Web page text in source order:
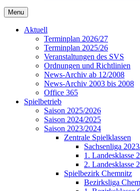
Menu
Aktuell
Terminplan 2026/27
Terminplan 2025/26
Veranstaltungen des SVS
Ordnungen und Richtlinien
News-Archiv ab 12/2008
News-Archiv 2003 bis 2008
Office 365
Spielbetrieb
Saison 2025/2026
Saison 2024/2025
Saison 2023/2024
Zentrale Spielklassen
Sachsenliga
1. Landesklasse
2. Landesklasse
Spielbezirk Chemnitz
Bezirksliga